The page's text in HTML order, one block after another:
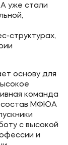
уже стали
структурах,
основу для
команда
состав МФЮА
с высокой
и